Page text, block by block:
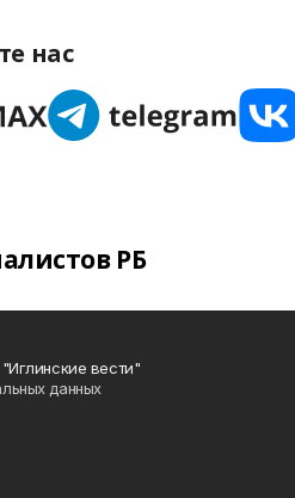
нас
РБ
вести"
данных